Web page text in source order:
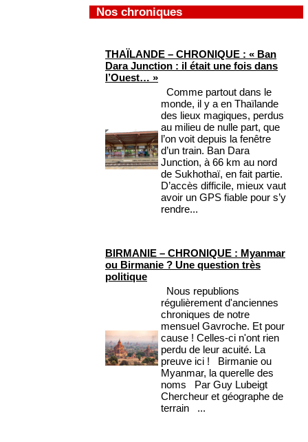
Nos chroniques
THAÏLANDE – CHRONIQUE : « Ban
Dara Junction : il était une fois dans
l’Ouest… »
Comme partout dans le
monde, il y a en Thaïlande
des lieux magiques, perdus
au milieu de nulle part, que
l’on voit depuis la fenêtre
d’un train. Ban Dara
Junction, à 66 km au nord
de Sukhothaï, en fait partie.
D’accès difficile, mieux vaut
avoir un GPS fiable pour s’y
rendre...
BIRMANIE – CHRONIQUE : Myanmar
ou Birmanie ? Une question très
politique
Nous republions
régulièrement d'anciennes
chroniques de notre
mensuel Gavroche. Et pour
cause ! Celles-ci n'ont rien
perdu de leur acuité. La
preuve ici ! Birmanie ou
Myanmar, la querelle des
noms Par Guy Lubeigt
Chercheur et géographe de
terrain ...